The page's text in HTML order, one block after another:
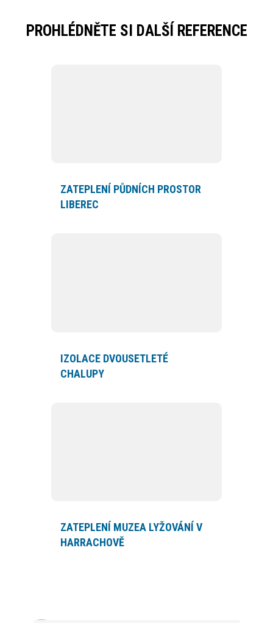
PROHLÉDNĚTE SI DALŠÍ REFERENCE
ZATEPLENÍ PŮDNÍCH PROSTOR
LIBEREC
IZOLACE DVOUSETLETÉ
CHALUPY
ZATEPLENÍ MUZEA LYŽOVÁNÍ V
HARRACHOVĚ